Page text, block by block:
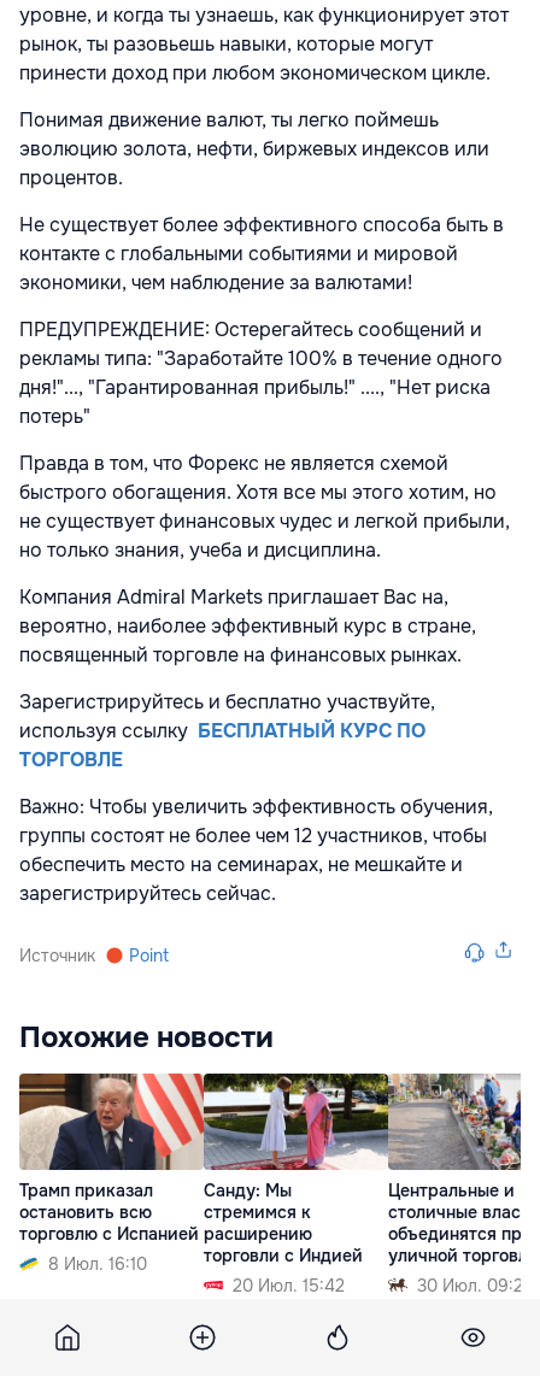
уровне, и когда ты узнаешь, как функционирует этот
рынок, ты разовьешь навыки, которые могут
принести доход при любом экономическом цикле.
Понимая движение валют, ты легко поймешь
эволюцию золота, нефти, биржевых индексов или
процентов.
Не существует более эффективного способа быть в
контакте с глобальными событиями и мировой
экономики, чем наблюдение за валютами!
ПРЕДУПРЕЖДЕНИЕ: Остерегайтесь сообщений и
рекламы типа: "Заработайте 100% в течение одного
дня!"..., "Гарантированная прибыль!" ...., "Нет риска
потерь"
Правда в том, что Форекс не является схемой
быстрого обогащения. Хотя все мы этого хотим, но
не существует финансовых чудес и легкой прибыли,
но только знания, учеба и дисциплина.
Компания Admiral Markets приглашает Вас на,
вероятно, наиболее эффективный курс в стране,
посвященный торговле на финансовых рынках.
Зарегистрируйтесь и бесплатно участвуйте,
используя ссылку БЕСПЛАТНЫЙ КУРС ПО
ТОРГОВЛЕ
Важно: Чтобы увеличить эффективность обучения,
группы состоят не более чем 12 участников, чтобы
обеспечить место на семинарах, не мешкайте и
зарегистрируйтесь сейчас.
Источник Point
Похожие новости
Трамп приказал
остановить всю
торговлю с Испанией
8 Июл. 16:10
Санду: Мы
стремимся к
расширению
торговли с Индией
20 Июл. 15:42
Центральные и
столичные власти
объединятся
уличной торговли
30 Июл. 09:21